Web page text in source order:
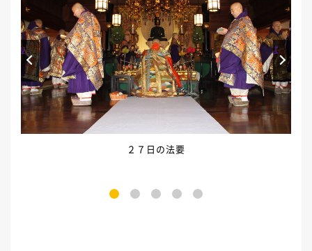
２７日の法要
3 4 5
Prev Next